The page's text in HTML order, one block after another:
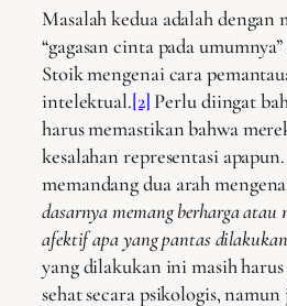
Masalah kedua adalah dengan
“gagasan cinta pada
Stoik mengenai cara
intelektual.[2] Perlu diingat
harus memastikan bahwa
kesalahan representasi
memandang dua arah
dasarnya memang berharga atau
afektif apa yang pantas
yang dilakukan ini masih
sehat secara psikologis,